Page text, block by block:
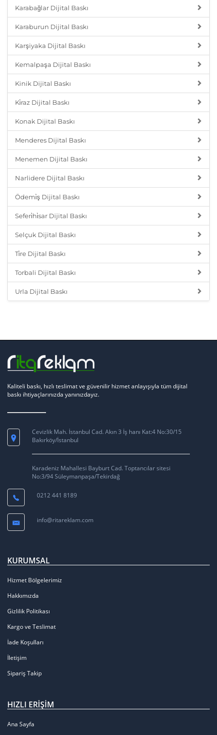
Karabağlar Dijital Baskı
Karaburun Dijital Baskı
Karşiyaka Dijital Baskı
Kemalpaşa Dijital Baskı
Kinik Dijital Baskı
Ki̇raz Dijital Baskı
Konak Dijital Baskı
Menderes Dijital Baskı
Menemen Dijital Baskı
Narlidere Dijital Baskı
Ödemi̇ş Dijital Baskı
Seferi̇hi̇sar Dijital Baskı
Selçuk Dijital Baskı
Ti̇re Dijital Baskı
Torbali Dijital Baskı
Urla Dijital Baskı
Kaliteli baskı, hızlı teslimat ve güvenilir hizmet anlayışıyla tüm dijital
baskı ihtiyaçlarınızda yanınızdayız.
Cevizlik Mah. İstanbul Cad. Akın 3 İş hanı Kat:4 No:30/15
Bakırköy/İstanbul
Karadeniz Mahallesi Bayburt Cad. Toptancılar sitesi
No:3/94 Süleymanpaşa/Tekirdağ
0212 441 8189
info@ritareklam.com
KURUMSAL
Hizmet Bölgelerimiz
Hakkımızda
Gizlilik Politikası
Kargo ve Teslimat
İade Koşulları
İletişim
Sipariş Takip
HIZLI ERIŞIM
Ana Sayfa